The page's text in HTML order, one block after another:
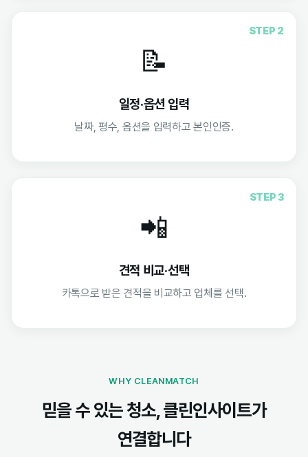
STEP 2
📝
일정·옵션 입력
날짜, 평수, 옵션을 입력하고 본인인증.
STEP 3
📲
견적 비교·선택
카톡으로 받은 견적을 비교하고 업체를 선택.
WHY CLEANMATCH
믿을 수 있는 청소, 클린인사이트가
연결합니다